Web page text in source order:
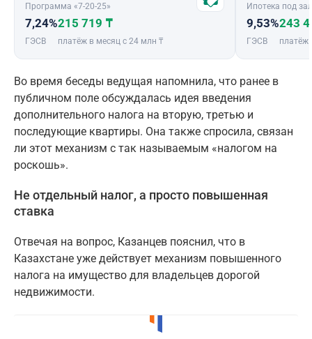
Программа «7-20-25»
7,24%
ГЭСВ
215 719 ₸
платёж в месяц с 24 млн ₸
Ипотека под
9,53%
ГЭСВ
243
платёж
Во время беседы ведущая напомнила, что ранее в
публичном поле обсуждалась идея введения
дополнительного налога на вторую, третью и
последующие квартиры. Она также спросила, связан
ли этот механизм с так называемым «налогом на
роскошь».
Не отдельный налог, а просто повышенная
ставка
Отвечая на вопрос, Казанцев пояснил, что в
Казахстане уже действует механизм повышенного
налога на имущество для владельцев дорогой
недвижимости.